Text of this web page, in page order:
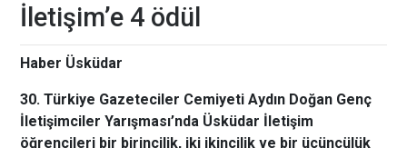
İletişim’e 4 ödül
Haber Üsküdar
30. Türkiye Gazeteciler Cemiyeti Aydın Doğan Genç
İletişimciler Yarışması’nda Üsküdar İletişim
öğrencileri bir birincilik, iki ikincilik ve bir üçüncülük